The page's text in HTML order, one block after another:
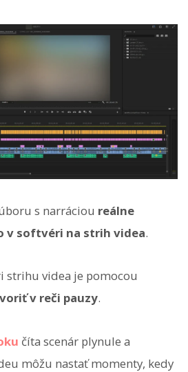
s narráciou reálne
v softvéri na strih videa.
strihu videa je pomocou
v reči pauzy.
číta scenár plynule a
môžu nastať momenty, kedy